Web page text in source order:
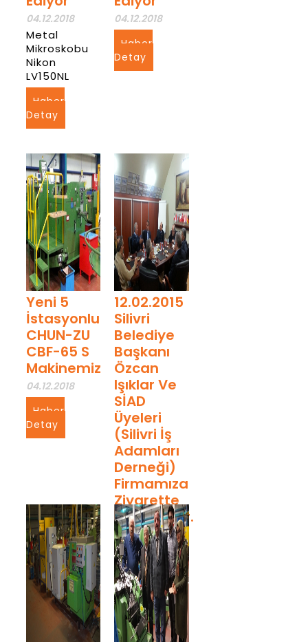
04.12.2018
Metal
Mikroskobu
Nikon
LV150NL
Haber
Detay
04.12.2018
Haber
Detay
Yeni 5
İstasyonlu
CHUN-ZU
CBF-65 S
Makinemiz
04.12.2018
Haber
Detay
12.02.2015
Silivri
Belediye
Başkanı
Özcan
Işıklar Ve
SİAD
Üyeleri
(Silivri İş
Adamları
Derneği)
Firmamıza
Ziyarette
Bulundular.
04.12.2018
Haber
Detay